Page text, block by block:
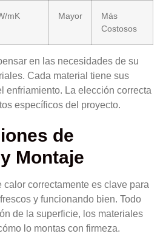
mK Mayor
Más
Costosos
en las necesidades de su
Cada material tiene sus
enfriamiento. La elección correcta
específicos del proyecto.
de
Montaje
calor correctamente es clave para
y funcionando bien. Todo
de la superficie, los materiales
lo montas con firmeza.